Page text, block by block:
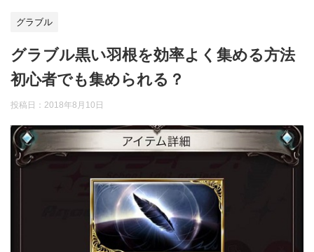
グラブル
グラブル黒い羽根を効率よく集める方法
初心者でも集められる？
投稿日： 2018年8月10日